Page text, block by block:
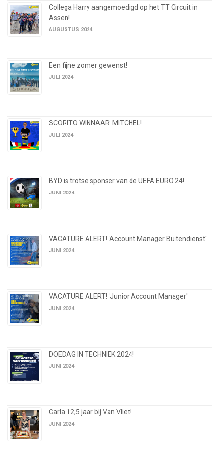
Collega Harry aangemoedigd op het TT Circuit in
Assen!
AUGUSTUS 2024
Een fijne zomer gewenst!
JULI 2024
SCORITO WINNAAR: MITCHEL!
JULI 2024
BYD is trotse sponser van de UEFA EURO 24!
JUNI 2024
VACATURE ALERT! 'Account Manager Buitendienst'
JUNI 2024
VACATURE ALERT! 'Junior Account Manager'
JUNI 2024
DOEDAG IN TECHNIEK 2024!
JUNI 2024
Carla 12,5 jaar bij Van Vliet!
JUNI 2024